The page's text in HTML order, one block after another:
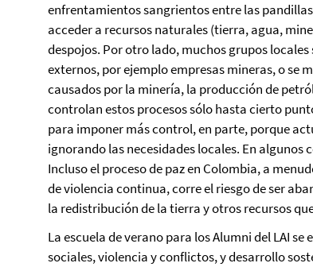
enfrentamientos sangrientos entre las
acceder a recursos naturales (tierra, agua,
despojos. Por otro lado, muchos grupos
externos, por ejemplo empresas mineras, o se
causados por la minería, la producción de
controlan estos procesos sólo hasta cierto
para imponer más control, en parte, porque
ignorando las necesidades locales. En
Incluso el proceso de paz en Colombia, a
de violencia continua, corre el riesgo de ser
la redistribución de la tierra y otros recursos
La escuela de verano para los Alumni del LAI
sociales, violencia y conflictos, y desarrollo